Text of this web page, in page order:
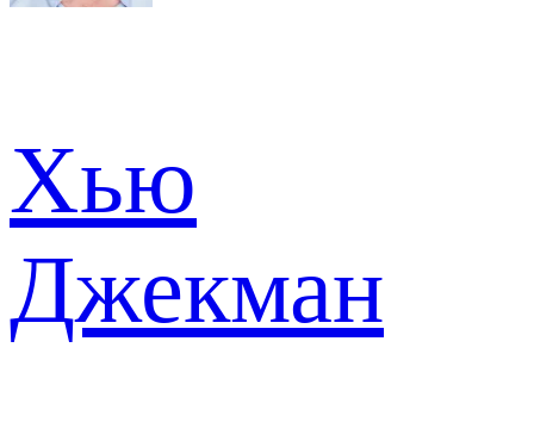
Хью
Джекман